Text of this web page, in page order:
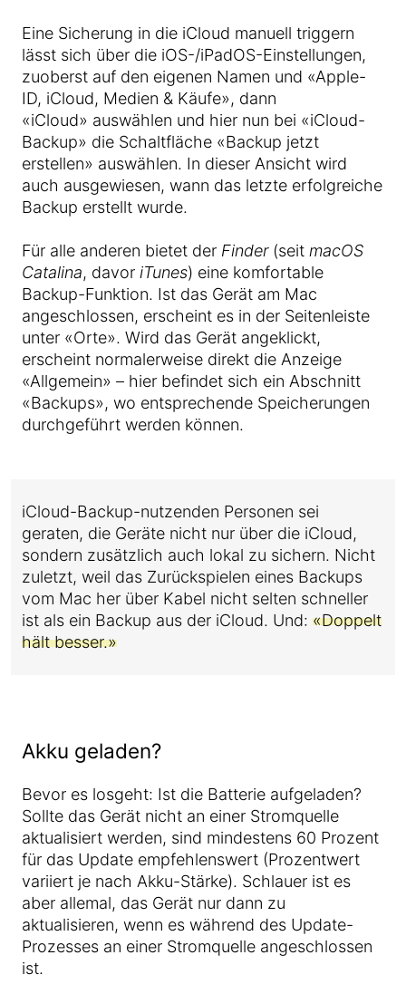
Eine Sicherung in die iCloud manuell triggern
lässt sich über die iOS-/iPadOS-Einstellungen,
zuoberst auf den eigenen Namen und «Apple-
ID, iCloud, Medien & Käufe», dann
«iCloud» auswählen und hier nun bei «iCloud-
Backup» die Schaltfläche «Backup jetzt
erstellen» auswählen. In dieser Ansicht wird
auch ausgewiesen, wann das letzte erfolgreiche
Backup erstellt wurde.
Für alle anderen bietet der Finder(seit macOS
Catalina, davor iTunes) eine komfortable
Backup-Funktion. Ist das Gerät am Mac
angeschlossen, erscheint es in der Seitenleiste
unter «Orte». Wird das Gerät angeklickt,
erscheint normalerweise direkt die Anzeige
«Allgemein» – hier befindet sich ein Abschnitt
«Backups», wo entsprechende Speicherungen
durchgeführt werden können.
iCloud-Backup-nutzenden Personen sei
geraten, die Geräte nicht nur über die iCloud,
sondern zusätzlich auch lokal zu sichern. Nicht
zuletzt, weil das Zurückspielen eines Backups
vom Mac her über Kabel nicht selten schneller
ist als ein Backup aus der iCloud. Und: «Doppelt
hält besser.»
Akku geladen?
Bevor es losgeht: Ist die Batterie aufgeladen?
Sollte das Gerät nicht an einer Stromquelle
aktualisiert werden, sind mindestens 60 Prozent
für das Update empfehlenswert (Prozentwert
variiert je nach Akku-Stärke). Schlauer ist es
aber allemal, das Gerät nur dann zu
aktualisieren, wenn es während des Update-
Prozesses an einer Stromquelle angeschlossen
ist.